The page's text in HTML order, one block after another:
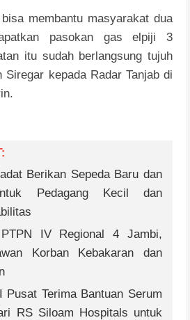
bisa membantu masyarakat dua
pasokan gas elpiji 3
itu sudah berlangsung tujuh
Siregar kepada Radar Tanjab di
Berikan Sepeda Baru dan
Pedagang Kecil dan
IV Regional 4 Jambi,
Korban Kebakaran dan
Pusat Terima Bantuan Serum
RS Siloam Hospitals untuk